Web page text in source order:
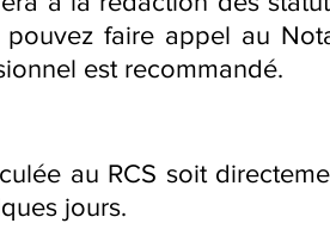
faire appel au
est recommandé.
au RCS soit
jours.